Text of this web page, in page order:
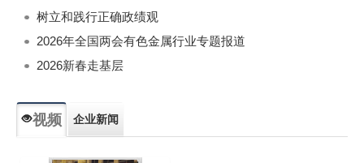
树立和践行正确政绩观
2026年全国两会有色金属行业专题报道
2026新春走基层
视频 企业新闻